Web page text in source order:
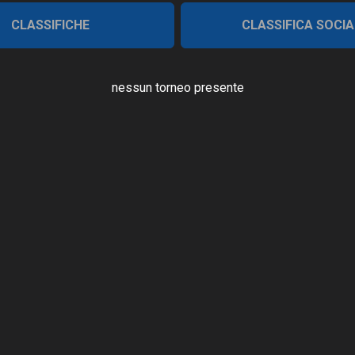
CLASSIFICHE CLASSIFICA
nessun torneo presente